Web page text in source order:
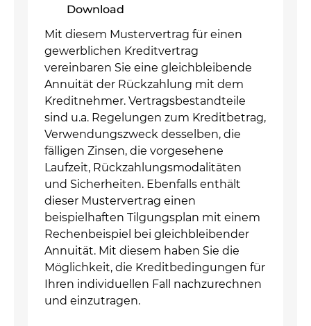
Download
Mit diesem Mustervertrag für einen
gewerblichen Kreditvertrag
vereinbaren Sie eine gleichbleibende
Annuität der Rückzahlung mit dem
Kreditnehmer. Vertragsbestandteile
sind u.a. Regelungen zum Kreditbetrag,
Verwendungszweck desselben, die
fälligen Zinsen, die vorgesehene
Laufzeit, Rückzahlungsmodalitäten
und Sicherheiten. Ebenfalls enthält
dieser Mustervertrag einen
beispielhaften Tilgungsplan mit einem
Rechenbeispiel bei gleichbleibender
Annuität. Mit diesem haben Sie die
Möglichkeit, die Kreditbedingungen für
Ihren individuellen Fall nachzurechnen
und einzutragen.